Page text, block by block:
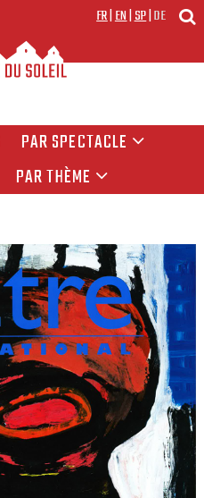
FR|EN|SP|DE
PAR SPECTACLE
PAR THÈME